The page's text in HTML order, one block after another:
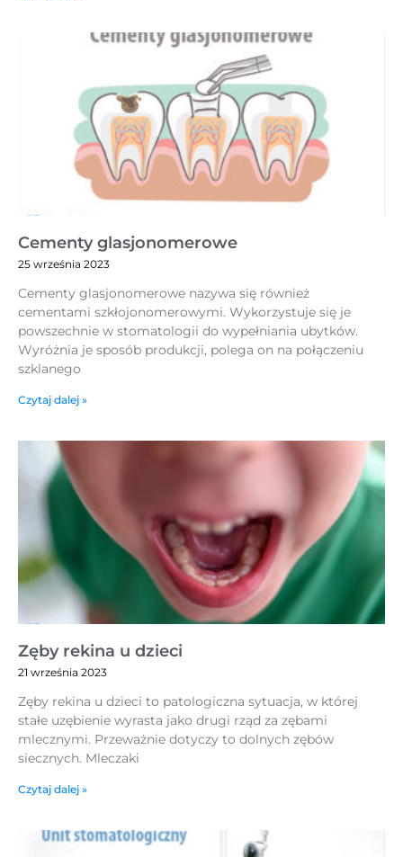
Cementy glasjonomerowe
25 września 2023
Cementy glasjonomerowe nazywa się również
cementami szkłojonomerowymi. Wykorzystuje się je
powszechnie w stomatologii do wypełniania ubytków.
Wyróżnia je sposób produkcji, polega on na połączeniu
szklanego
Czytaj dalej »
Zęby rekina u dzieci
21 września 2023
Zęby rekina u dzieci to patologiczna sytuacja, w której
stałe uzębienie wyrasta jako drugi rząd za zębami
mlecznymi. Przeważnie dotyczy to dolnych zębów
siecznych. Mleczaki
Czytaj dalej »